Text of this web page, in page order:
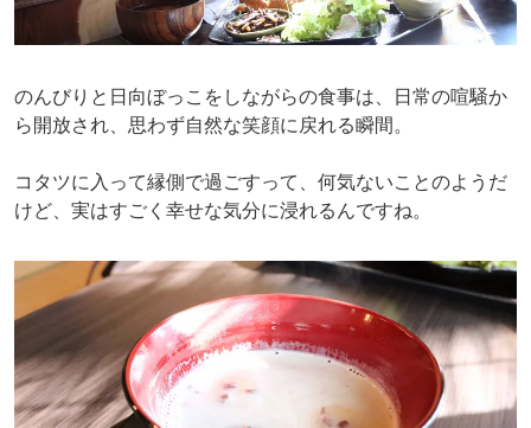
のんびりと日向ぼっこをしながらの食事は、日常の喧騒か
ら開放され、思わず自然な笑顔に戻れる瞬間。
コタツに入って縁側で過ごすって、何気ないことのようだ
けど、実はすごく幸せな気分に浸れるんですね。